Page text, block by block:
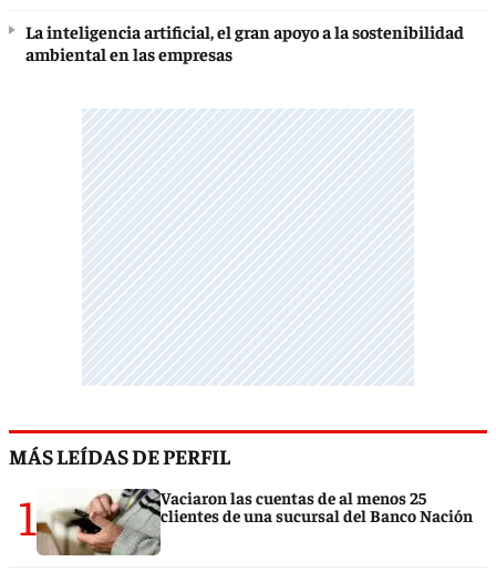
La inteligencia artificial, el gran apoyo a la sostenibilidad
ambiental en las empresas
MÁS LEÍDAS DE PERFIL
1
Vaciaron las cuentas de al menos 25
clientes de una sucursal del Banco Nación